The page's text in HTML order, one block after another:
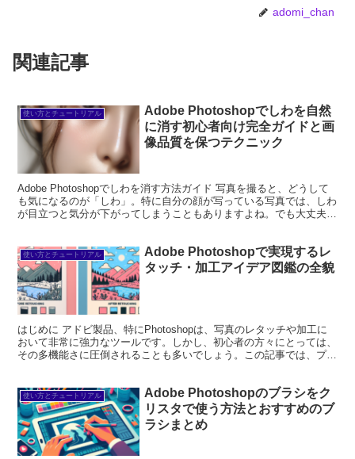
adomi_chan
関連記事
使い方とチュートリアル
Adobe Photoshopでしわを自然
に消す初心者向け完全ガイドと画
像品質を保つテクニック
Adobe Photoshopでしわを消す方法ガイド 写真を撮ると、どうして
も気になるのが「しわ」。特に自分の顔が写っている写真では、しわ
が目立つと気分が下がってしまうこともありますよね。でも大丈夫！
使い方とチュートリアル
Adobe Photoshopで実現するレ
タッチ・加工アイデア図鑑の全貌
はじめに アドビ製品、特にPhotoshopは、写真のレタッチや加工に
おいて非常に強力なツールです。しかし、初心者の方々にとっては、
その多機能さに圧倒されることも多いでしょう。この記事では、プロ
使い方とチュートリアル
Adobe Photoshopのブラシをク
リスタで使う方法とおすすめのブ
ラシまとめ